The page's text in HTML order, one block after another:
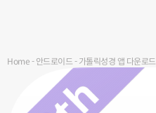
Home-안드로이드-가톨릭성경 앱 다운로드